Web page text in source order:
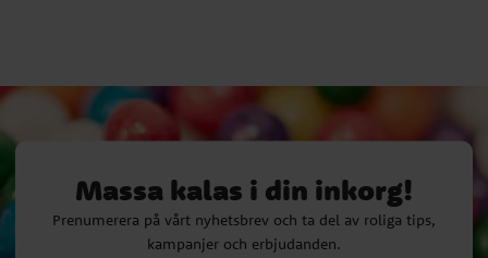
Massa kalas i din inkorg!
Prenumerera på vårt nyhetsbrev och ta del av roliga tips,
kampanjer och erbjudanden.